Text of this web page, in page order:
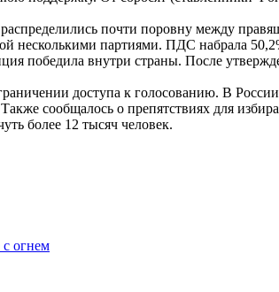
почти поровну между
несколькими партиями. ПДС набрала
победила внутри страны. После
доступа к голосованию. В
сообщалось о препятствиях для
более 12 тысяч человек.
огнем